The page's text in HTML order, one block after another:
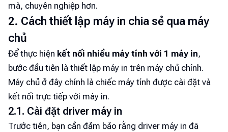
mà, chuyên nghiệp hơn.
2. Cách thiết lập máy in chia sẻ qua máy
chủ
Để thực hiện kết nối nhiều máy tính với 1 máy in,
bước đầu tiên là thiết lập máy in trên máy chủ chính.
Máy chủ ở đây chính là chiếc máy tính được cài đặt và
kết nối trực tiếp với máy in.
2.1. Cài đặt driver máy in
Trước tiên, bạn cần đảm bảo rằng driver máy in đã